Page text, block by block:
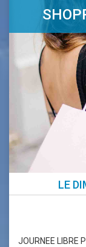
LE
JOURNEE LIBRE